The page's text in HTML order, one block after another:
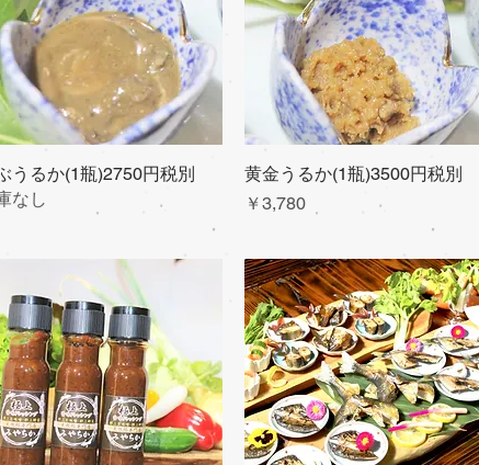
クイックビュー
うるか(1瓶)2750円税別
なし
クイックビュー
黄金うるか(1瓶)3500円税別
価格
￥3,780